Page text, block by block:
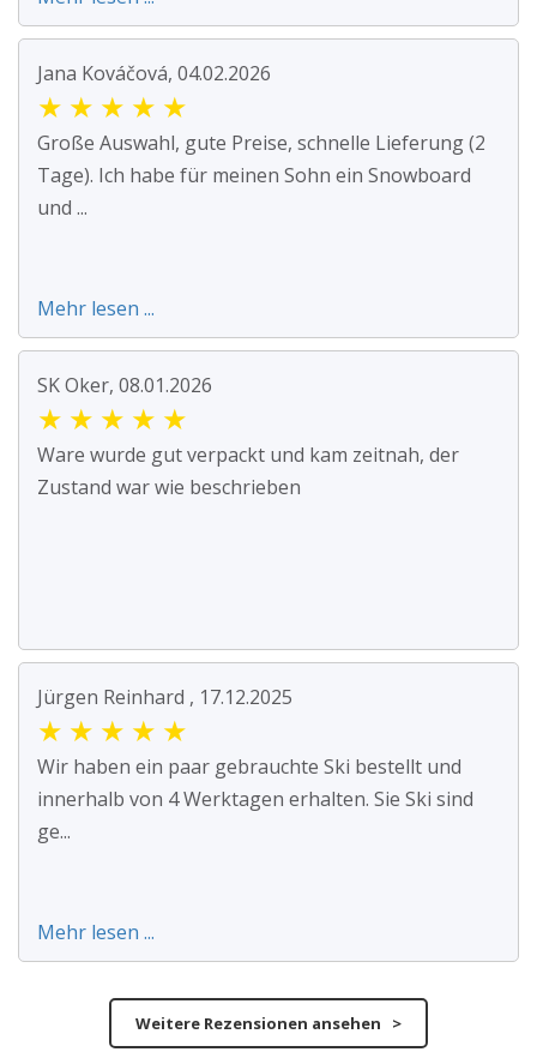
Jana Kováčová, 04.02.2026
★ ★ ★ ★ ★
Große Auswahl, gute Preise, schnelle Lieferung (2
Tage). Ich habe für meinen Sohn ein Snowboard
und ...
Mehr lesen ...
SK Oker, 08.01.2026
★ ★ ★ ★ ★
Ware wurde gut verpackt und kam zeitnah, der
Zustand war wie beschrieben
Jürgen Reinhard , 17.12.2025
★ ★ ★ ★ ★
Wir haben ein paar gebrauchte Ski bestellt und
innerhalb von 4 Werktagen erhalten. Sie Ski sind
ge...
Mehr lesen ...
Weitere Rezensionen ansehen >